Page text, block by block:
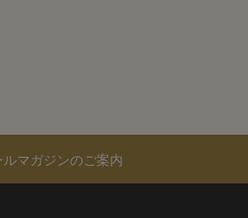
ルマガジンのご案内